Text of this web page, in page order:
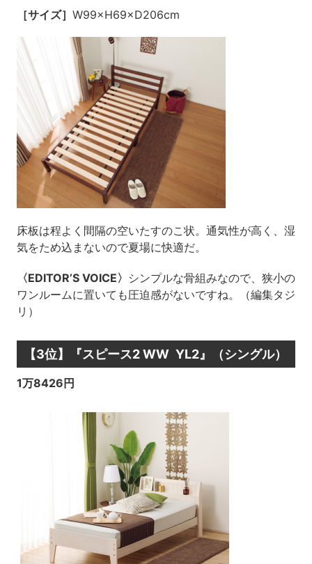
［サイズ］ W99×H69×D206cm
床板は程よく間隔の空いたすのこ状。通気性が高く、湿
気をため込まないので夏場に快適だ。
〈EDITOR’S VOICE〉 シンプルな骨組みなので、狭小の
ワンルームに置いても圧迫感がないですね。（編集タジ
リ）
【3位】『スピース2 WW YL2』（シングル）
1万8426円